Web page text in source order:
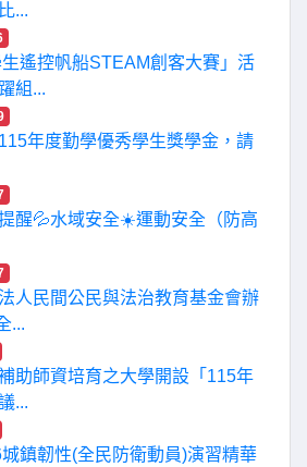
...
生遙控帆船STEAM創客大賽」活
組...
年度勤學優秀學生獎學金，請
醒💦水域安全☀️運動安全（防高
人民間公民與法治教育基金會辦
...
助師資培育之大學開設「115年
...
城鎮韌性(全民防衛動員)演習精華